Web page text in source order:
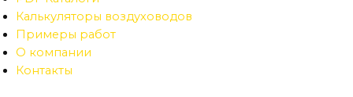
Калькуляторы воздуховодов
Примеры работ
О компании
Контакты